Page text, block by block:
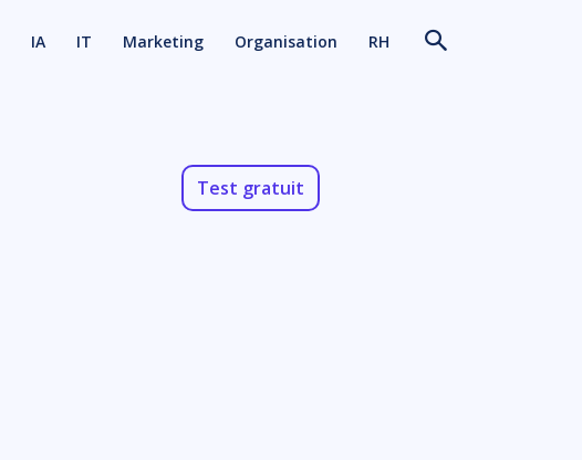
IA IT Marketing Organisation RH
Test gratuit